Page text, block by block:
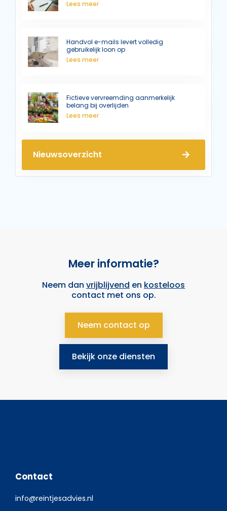
Lees meer
Handvol e-mails levert volledig
gebruikelijk loon op
Lees meer
Fictieve vervreemding aanmerkelijk
belang bij overlijden
Lees meer
Nieuwsoverzicht
Meer informatie?
Neem dan vrijblijvend en kosteloos
contact met ons op.
Neem contact op
Bekijk onze diensten
Contact
info@reintjesadvies.nl